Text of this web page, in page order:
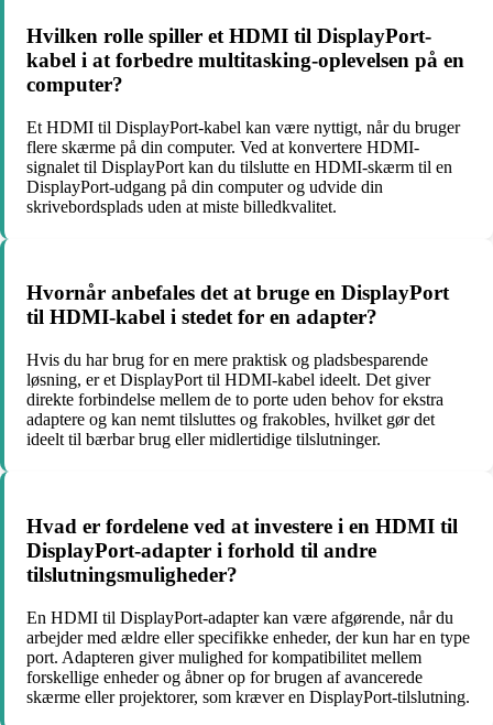
Hvilken rolle spiller et HDMI til DisplayPort-
kabel i at forbedre multitasking-oplevelsen på en
computer?
Et HDMI til DisplayPort-kabel kan være nyttigt, når du bruger
flere skærme på din computer. Ved at konvertere HDMI-
signalet til DisplayPort kan du tilslutte en HDMI-skærm til en
DisplayPort-udgang på din computer og udvide din
skrivebordsplads uden at miste billedkvalitet.
Hvornår anbefales det at bruge en DisplayPort
til HDMI-kabel i stedet for en adapter?
Hvis du har brug for en mere praktisk og pladsbesparende
løsning, er et DisplayPort til HDMI-kabel ideelt. Det giver
direkte forbindelse mellem de to porte uden behov for ekstra
adaptere og kan nemt tilsluttes og frakobles, hvilket gør det
ideelt til bærbar brug eller midlertidige tilslutninger.
Hvad er fordelene ved at investere i en HDMI til
DisplayPort-adapter i forhold til andre
tilslutningsmuligheder?
En HDMI til DisplayPort-adapter kan være afgørende, når du
arbejder med ældre eller specifikke enheder, der kun har en type
port. Adapteren giver mulighed for kompatibilitet mellem
forskellige enheder og åbner op for brugen af avancerede
skærme eller projektorer, som kræver en DisplayPort-tilslutning.